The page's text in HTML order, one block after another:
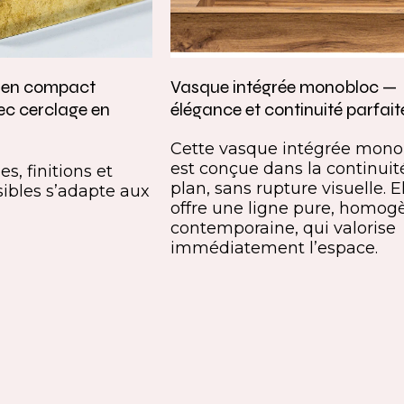
compact
cerclage en
finitions et
s’adapte aux
Vasque intégrée monobloc —
élégance et continuité
Cette vasque intégrée
est conçue dans la
plan, sans rupture visuelle.
offre une ligne pure,
contemporaine, qui valorise
immédiatement l’espace.